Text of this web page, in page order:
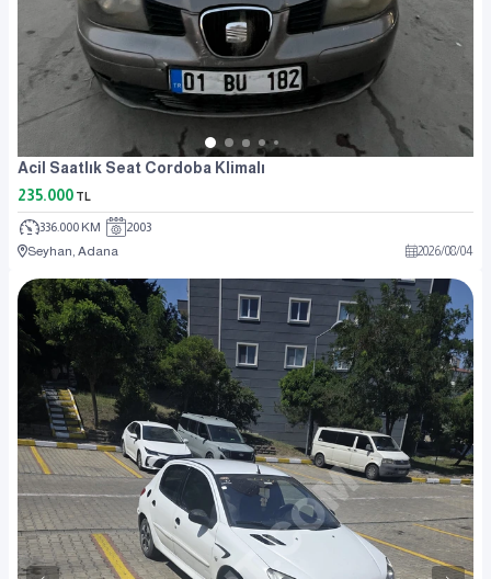
Acil Saatlık Seat Cordoba Klimalı
235.000 TL
336.000 KM
2003
Seyhan, Adana
2026/08/04